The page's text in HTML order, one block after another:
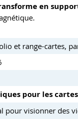
en
et range-cartes,
pour les cartes
pour visionner des